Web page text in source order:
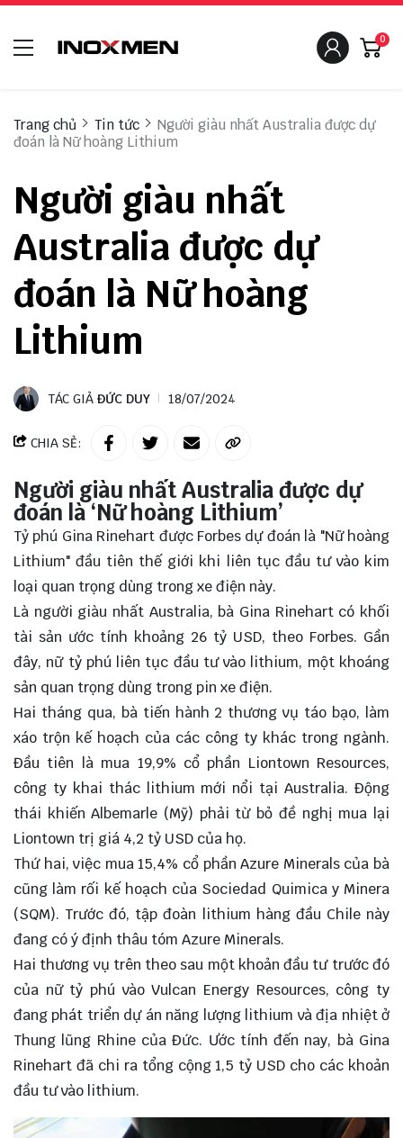
0
Trang chủ Tin tức
Người giàu nhất Australia được dự
đoán là Nữ hoàng Lithium
Người giàu nhất
Australia được dự
đoán là Nữ hoàng
Lithium
TÁC GIẢ ĐỨC DUY 18/07/2024
CHIA SẺ:
Người giàu nhất Australia được dự
đoán là ‘Nữ hoàng Lithium’
Tỷ phú Gina Rinehart được Forbes dự đoán là "Nữ hoàng
Lithium" đầu tiên thế giới khi liên tục đầu tư vào kim
loại quan trọng dùng trong xe điện này.
Là người giàu nhất Australia, bà Gina Rinehart có khối
tài sản ước tính khoảng 26 tỷ USD, theo Forbes. Gần
đây, nữ tỷ phú liên tục đầu tư vào lithium, một khoáng
sản quan trọng dùng trong pin xe điện.
Hai tháng qua, bà tiến hành 2 thương vụ táo bạo, làm
xáo trộn kế hoạch của các công ty khác trong ngành.
Đầu tiên là mua 19,9% cổ phần Liontown Resources,
công tykhai thác lithium mới nổi tại Australia. Động
thái khiến Albemarle (Mỹ) phải từ bỏ đề nghị mua lại
Liontown trị giá 4,2 tỷ USD của họ.
Thứ hai, việc mua 15,4% cổ phần Azure Minerals của bà
cũng làm rối kế hoạch của Sociedad Quimica y Minera
(SQM). Trước đó, tập đoàn lithium hàng đầu Chile này
đang có ý định thâu tóm Azure Minerals.
Hai thương vụ trên theo sau một khoản đầu tư trước đó
của nữ tỷ phú vào Vulcan Energy Resources, công ty
đang phát triển dự án năng lượng lithium và địa nhiệt ở
Thung lũng Rhine của Đức. Ước tính đến nay, bà Gina
Rinehart đã chi ra tổng cộng 1,5 tỷ USD cho các khoản
đầu tư vào lithium.